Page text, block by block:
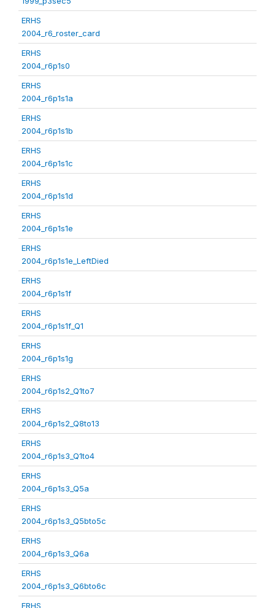
ERHS
2004_r6_roster_card
ERHS
2004_r6p1s0
ERHS
2004_r6p1s1a
ERHS
2004_r6p1s1b
ERHS
2004_r6p1s1c
ERHS
2004_r6p1s1d
ERHS
2004_r6p1s1e
ERHS
2004_r6p1s1e_LeftDied
ERHS
2004_r6p1s1f
ERHS
2004_r6p1s1f_Q1
ERHS
2004_r6p1s1g
ERHS
2004_r6p1s2_Q1to7
ERHS
2004_r6p1s2_Q8to13
ERHS
2004_r6p1s3_Q1to4
ERHS
2004_r6p1s3_Q5a
ERHS
2004_r6p1s3_Q5bto5c
ERHS
2004_r6p1s3_Q6a
ERHS
2004_r6p1s3_Q6bto6c
ERHS